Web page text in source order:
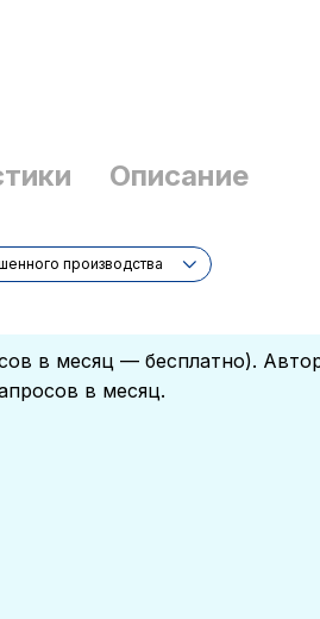
Описание
производства
в месяц — бесплатно).
в месяц.